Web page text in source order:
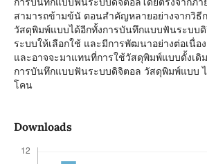
สามารถข้ามข้นั ตอนสำคัญหลายอย่างจากวิธี
วัสดุพิมพ์แบบได้อีกทั้งการบันทึกแบบฟันระบบ
ระบบให้เลือกใช้ และมีการพัฒนาอย่างต่อเนื่อ
และอาจจะมาแทนที่การใช้วัสดุพิมพ์แบบดั้งเ
การบันทึกแบบฟันระบบดิจิตอล วัสดุพิมพ์แบบ
โคน
Downloads